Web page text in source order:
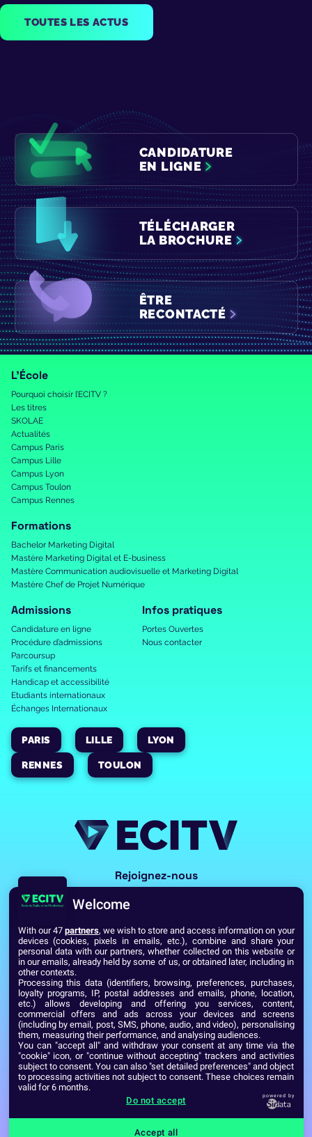
TOUTES LES ACTUS
CANDIDATURE
EN LIGNE
TÉLÉCHARGER
LA BROCHURE
ÊTRE
RECONTACTÉ
L’École
Pourquoi choisir l’ECITV ?
Les titres
SKOLAE
Actualités
Campus Paris
Campus Lille
Campus Lyon
Campus Toulon
Campus Rennes
Formations
Bachelor Marketing Digital
Mastère Marketing Digital et E-business
Mastère Communication audiovisuelle et Marketing Digital
Mastère Chef de Projet Numérique
Admissions
Candidature en ligne
Procédure d’admissions
Parcoursup
Tarifs et financements
Handicap et accessibilité
Etudiants internationaux
Échanges Internationaux
Infos pratiques
Portes Ouvertes
Nous contacter
PARIS LILLE LYON
RENNES TOULON
Rejoignez-nous
Voir toutes les écoles du Réseau GES
Établissement d’Enseignement Supérieur Technique Privé
Dernière mise à jour : Septembre 2024
Mentions légales
Welcome
With our 47 partners, we wish to store and access information on your
devices (cookies, pixels in emails, etc.), combine and share your
personal data with our partners, whether collected on this website or
in our emails, already held by some of us, or obtained later, including in
other contexts.
Processing this data (identifiers, browsing, preferences, purchases,
loyalty programs, IP, postal addresses and emails, phone, location,
etc.) allows developing and offering you services, content,
commercial offers and ads across your devices and screens
(including by email, post, SMS, phone, audio, and video), personalising
them, measuring their performance, and analysing audiences.
You can "accept all" and withdraw your consent at any time via the
"cookie" icon, or "continue without accepting" trackers and activities
subject to consent. You can also "set detailed preferences" and object
to processing activities not subject to consent. These choices remain
valid for 6 months.
Do not accept
powered by
Accept all